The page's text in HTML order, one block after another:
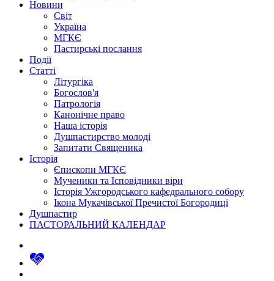
Новини
Світ
Україна
МГКЄ
Пастирські послання
Події
Статті
Літургіка
Богослов'я
Патрологія
Канонічне право
Наша історія
Душпастирство молоді
Запитати Священика
Історія
Єпископи МГКЄ
Мученики та Ісповідники віри
Історія Ужгородського кафедрального собору
Ікона Мукачівської Пречистої Богородиці
Душпастир
ПАСТОРАЛЬНИЙ КАЛЕНДАР